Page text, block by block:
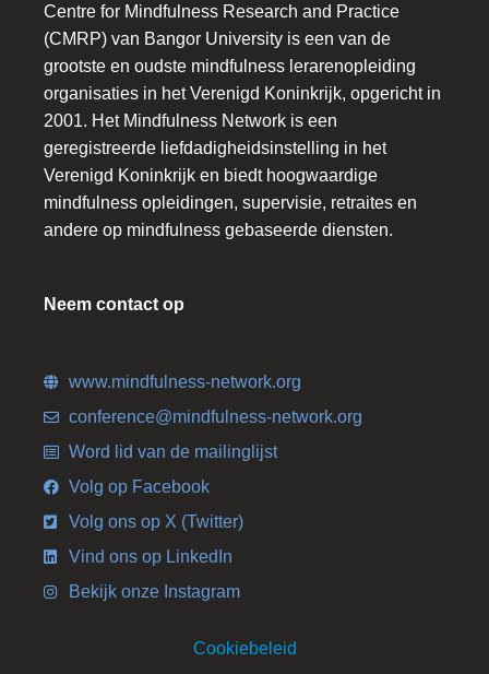
Centre for Mindfulness Research and Practice
(CMRP) van Bangor University is een van de
grootste en oudste mindfulness lerarenopleiding
organisaties in het Verenigd Koninkrijk, opgericht in
2001. Het Mindfulness Network is een
geregistreerde liefdadigheidsinstelling in het
Verenigd Koninkrijk en biedt hoogwaardige
mindfulness opleidingen, supervisie, retraites en
andere op mindfulness gebaseerde diensten.
Neem contact op
www.mindfulness-network.org
conference@mindfulness-network.org
Word lid van de mailinglijst
Volg op Facebook
Volg ons op X (Twitter)
Vind ons op LinkedIn
Bekijk onze Instagram
Cookiebeleid